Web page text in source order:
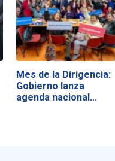
Mes de la Dirigencia:
Gobierno lanza
agenda nacional…